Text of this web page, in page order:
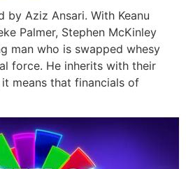
by Aziz Ansari. With Keanu
Palmer, Stephen McKinley
man who is swapped whesy
force. He inherits with their
means that financials of